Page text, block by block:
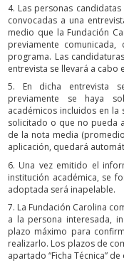
4. Las personas
convocadas a una
medio que la Fundación
previamente
programa. Las
entrevista se llevará a cabo
5. En dicha entrevista
previamente se haya
académicos incluidos en
solicitado o que no pueda
de la nota media
aplicación, quedará
6. Una vez emitido el
institución académica, se
adoptada será inapelable.
7. La Fundación Carolina
a la persona interesada,
plazo máximo para
realizarlo. Los plazos de
apartado “Ficha Técnica”